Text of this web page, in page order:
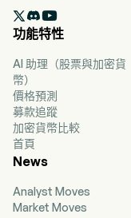

功能特性
AI 助理（股票與加密貨
幣）
價格預測
募款追蹤
加密貨幣比較
首頁
News
Analyst Moves
Market Moves